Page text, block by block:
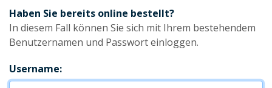
Haben Sie bereits online bestellt?
In diesem Fall können Sie sich mit Ihrem bestehendem
Benutzernamen und Passwort einloggen.
Username: